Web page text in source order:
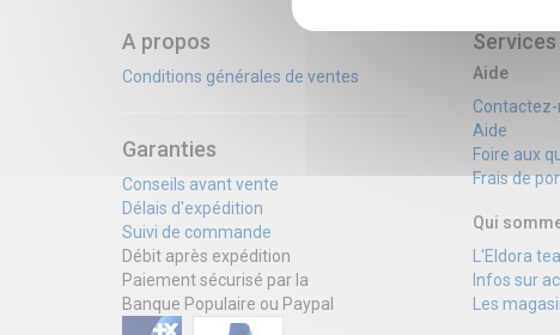
A propos
Conditions générales de ventes
Garanties
Conseils avant vente
Délais d'expédition
Suivi de commande
Débit après expédition
Paiement sécurisé par la
Banque Populaire ou Paypal
Services
Aide
Aide
Foire aux
Frais de
Qui
L'Eldora
Infos sur
Les